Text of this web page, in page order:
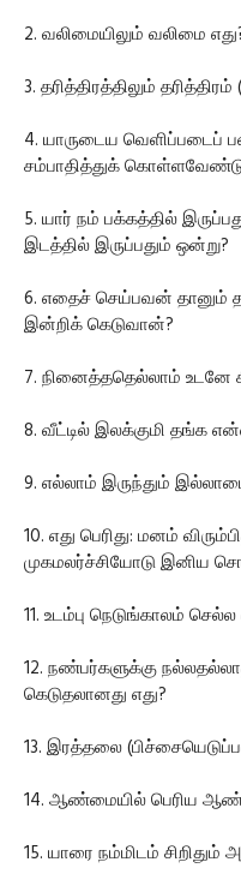
2. வலிமையிலும் வலிமை
3. தரித்திரத்திலும்
4. யாருடைய வெளிப்படைப்
சம்பாதித்துக்
5. யார் நம் பக்கத்தில்
இடத்தில் இருப்பதும் ஒன்று?
6. எதைச் செய்பவன் தானும்
இன்றிக் கெடுவான்?
7. நினைத்ததெல்லாம்
8. வீட்டில் இலக்குமி தங்க
9. எல்லாம் இருந்தும்
10. எது பெரிது: மனம்
முகமலர்ச்சியோடு இனிய
11. உடம்பு நெடுங்காலம்
12. நண்பர்களுக்கு
கெடுதலானது எது?
13. இரத்தலை
14. ஆண்மையில் பெரிய
15. யாரை நம்மிடம் சிறிதும்